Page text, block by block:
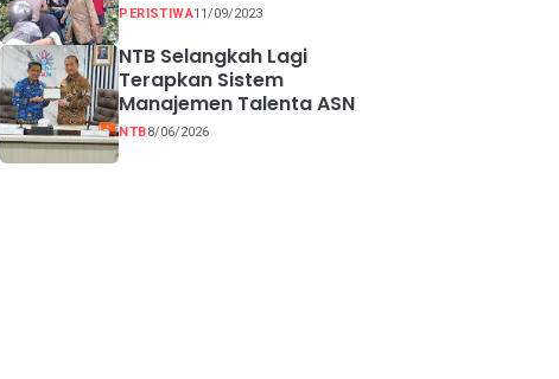
PERISTIWA11/09/2023
NTB Selangkah Lagi
Terapkan Sistem
Manajemen Talenta ASN
NTB8/06/2026